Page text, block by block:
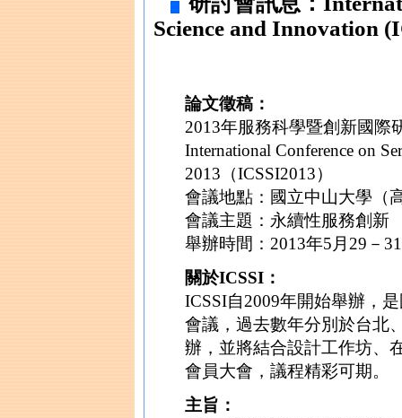
Science and Innovation
論文徵稿：
2013年服務科學暨創新國際
International Conference on
2013（ICSSI2013）
會議地點：國立中山大學（
會議主題：永續性服務創新
舉辦時間：2013年5月29－
關於ICSSI：
ICSSI自2009年開始舉辦，
會議，過去數年分別於台北
辦，並將結合設計工作坊、
會員大會，議程精彩可期。
主旨：